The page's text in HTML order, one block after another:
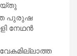
പുരുഷ
നേഥൻ